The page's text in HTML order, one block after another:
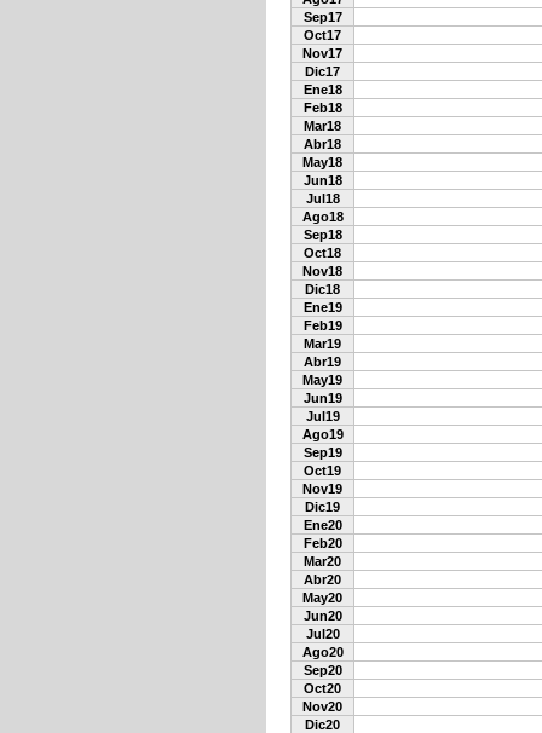
Sep17
Oct17
Nov17
Dic17
Ene18
Feb18
Mar18
Abr18
May18
Jun18
Jul18
Ago18
Sep18
Oct18
Nov18
Dic18
Ene19
Feb19
Mar19
Abr19
May19
Jun19
Jul19
Ago19
Sep19
Oct19
Nov19
Dic19
Ene20
Feb20
Mar20
Abr20
May20
Jun20
Jul20
Ago20
Sep20
Oct20
Nov20
Dic20